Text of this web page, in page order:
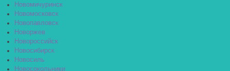
Новомичуринск
Новомосковск
Новопавловск
Новоржев
Новороссийск
Новосибирск
Новосиль
Новосокольники